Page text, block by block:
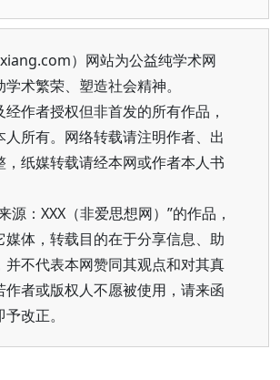
）网站为公益纯学术网
术繁荣、塑造社会精神。
经作者授权但非首发的所有作品，
人所有。网络转载请注明作者、出
，纸媒转载请经本网或作者本人书
源：XXX（非爱思想网）”的作品，
媒体，转载目的在于分享信息、助
并不代表本网赞同其观点和对其真
作者或版权人不愿被使用，请来函
改正。